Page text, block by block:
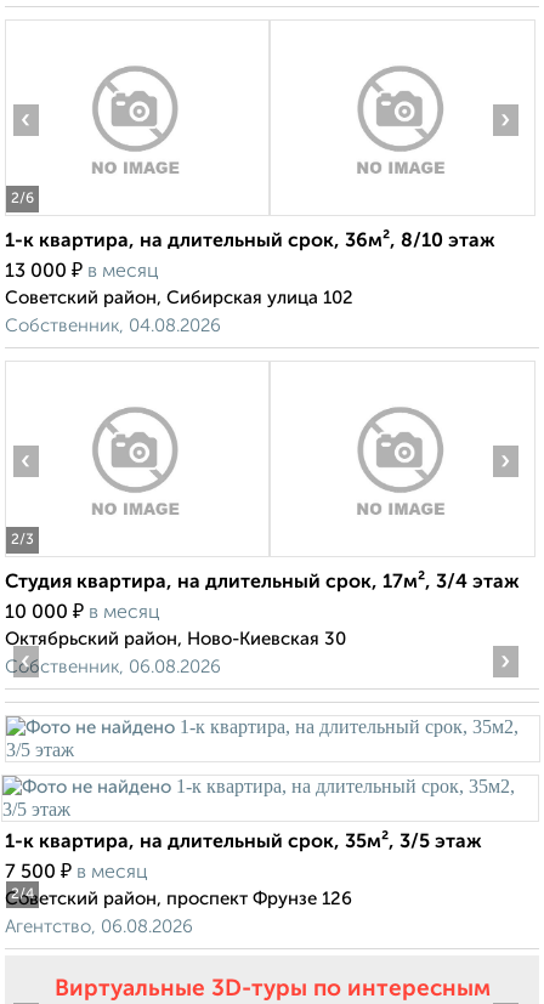
2/6
‹ ›
1-к квартира, на длительный срок, 36м², 8/10 этаж
13 000 ₽ в месяц
Советский район, Сибирская улица 102
Собственник, 04.08.2026
2/3
‹ ›
Студия квартира, на длительный срок, 17м², 3/4 этаж
10 000 ₽ в месяц
Октябрьский район, Ново-Киевская 30
Собственник, 06.08.2026
2/4
‹ ›
1-к квартира, на длительный срок, 35м², 3/5 этаж
7 500 ₽ в месяц
Советский район, проспект Фрунзе 126
Агентство, 06.08.2026
Виртуальные 3D-туры по интересным